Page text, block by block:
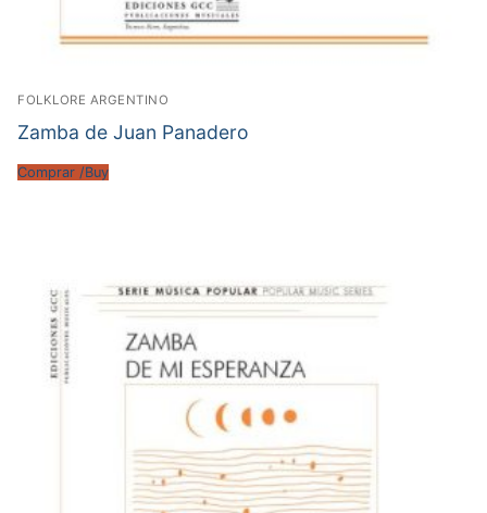
FOLKLORE ARGENTINO
Zamba de Juan Panadero
Comprar /Buy